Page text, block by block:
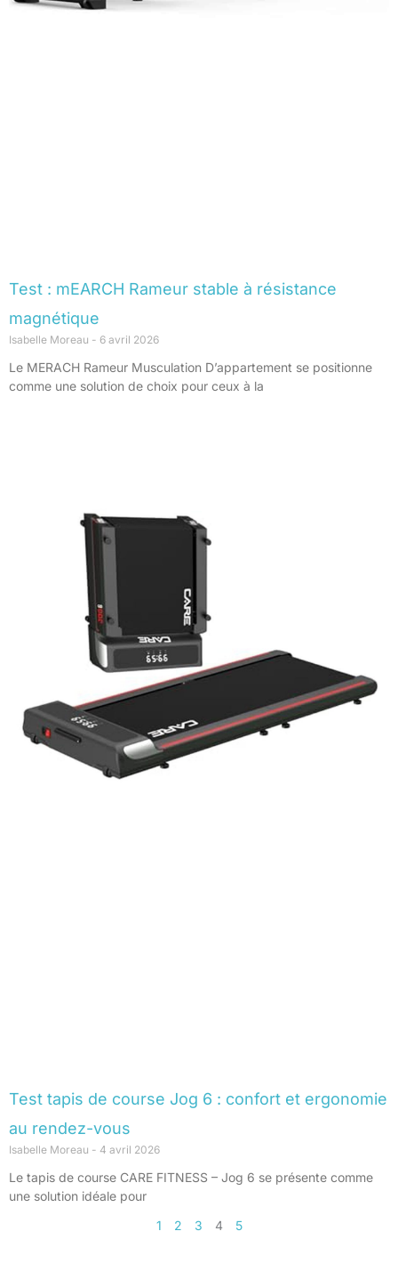
Test : mEARCH Rameur stable à résistance
magnétique
Isabelle Moreau 6 avril 2026
Le MERACH Rameur Musculation D’appartement se positionne
comme une solution de choix pour ceux à la
Test tapis de course Jog 6 : confort et ergonomie
au rendez-vous
Isabelle Moreau 4 avril 2026
Le tapis de course CARE FITNESS – Jog 6 se présente comme
une solution idéale pour
1
2 3 4 5